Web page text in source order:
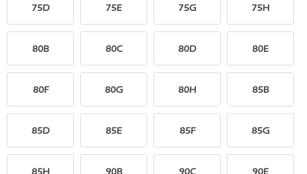
75D 75E 75G 75H
80B 80C 80D 80E
80F 80G 80H 85B
85D 85E 85F 85G